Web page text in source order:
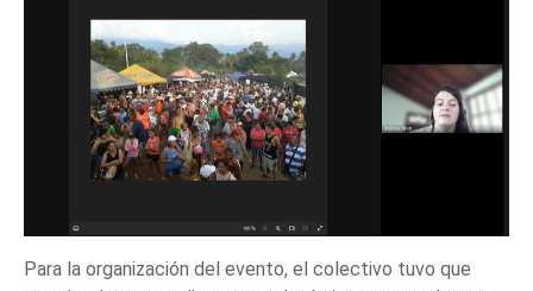
Para la organización del evento, el colectivo tuvo que